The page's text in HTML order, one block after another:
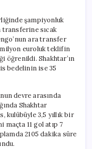
şampiyonluk
transferine sıcak
ara transfer
euroluk teklifin
öğrenildi. Shakhtar’ın
bedelinin ise 35
devre arasında
Shakhtar
kulübüyle 3,5 yıllık bir
maçta 11 gol atıp 7
2105 dakika süre